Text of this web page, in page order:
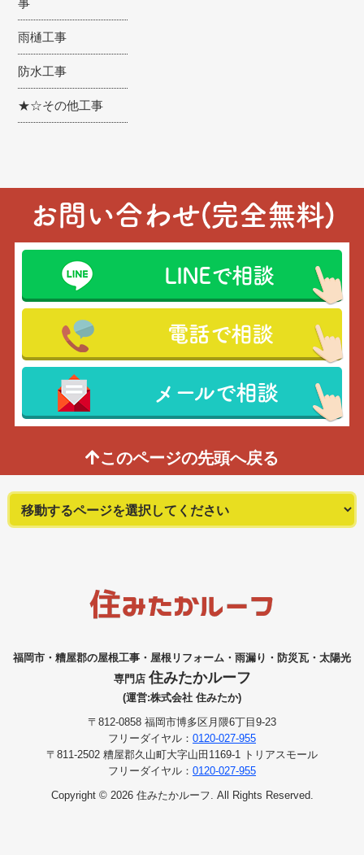
事
雨樋工事
防水工事
★☆その他工事
お問い合わせ(完全無料)
LINEで相談
電話で相談
メールで相談
このページの先頭へ戻る
福岡市・糟屋郡の屋根工事・屋根リフォーム・雨漏り・防災瓦・太陽光
専門店 住みたかルーフ
(運営:株式会社 住みたか)
〒812-0858 福岡市博多区月隈6丁目9-23
フリーダイヤル： 0120-027-955
〒811-2502 糟屋郡久山町大字山田1169-1 トリアスモール
フリーダイヤル： 0120-027-955
Copyright © 2026 住みたかルーフ. All Rights Reserved.